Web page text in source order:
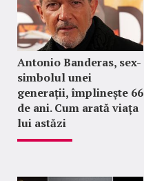
Antonio Banderas, sex-
simbolul unei
generații, împlinește 66
de ani. Cum arată viața
lui astăzi